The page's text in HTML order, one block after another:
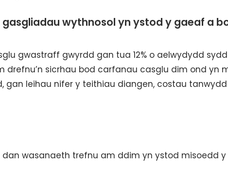
gasgliadau wythnosol yn ystod y gaeaf a
gwastraff gwyrdd gan tua 12% o aelwydydd sydd
drefnu’n sicrhau bod carfanau casglu dim ond yn
gan leihau nifer y teithiau diangen, costau
wasanaeth trefnu am ddim yn ystod misoedd y